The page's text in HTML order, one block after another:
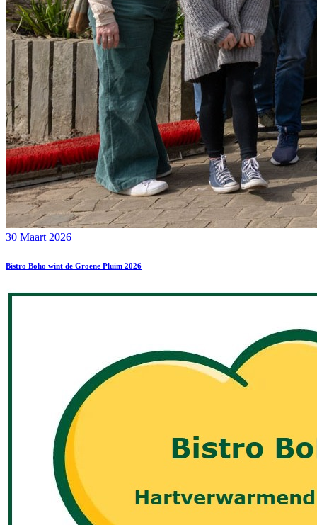
30 Maart 2026
Bistro Boho wint de Groene Pluim 2026